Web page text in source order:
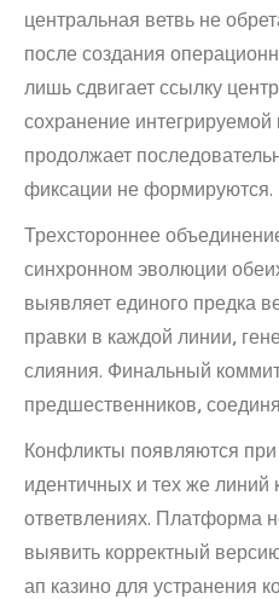
центральная ветвь не
после создания
лишь сдвигает ссылку
сохранение интегрируемой
продолжает
фиксации не формируются.
Трехстороннее
синхронном эволюции
выявляет единого предка
правки в каждой линии,
слияния. Финальный
предшественников,
Конфликты появляются
идентичных и тех же линий
ответвлениях. Платформа
выявить корректный
ап казино для устранения